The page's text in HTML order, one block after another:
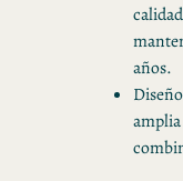
años.
amplia